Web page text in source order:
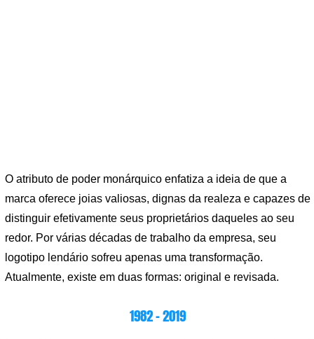
O atributo de poder monárquico enfatiza a ideia de que a
marca oferece joias valiosas, dignas da realeza e capazes de
distinguir efetivamente seus proprietários daqueles ao seu
redor. Por várias décadas de trabalho da empresa, seu
logotipo lendário sofreu apenas uma transformação.
Atualmente, existe em duas formas: original e revisada.
1982 – 2019